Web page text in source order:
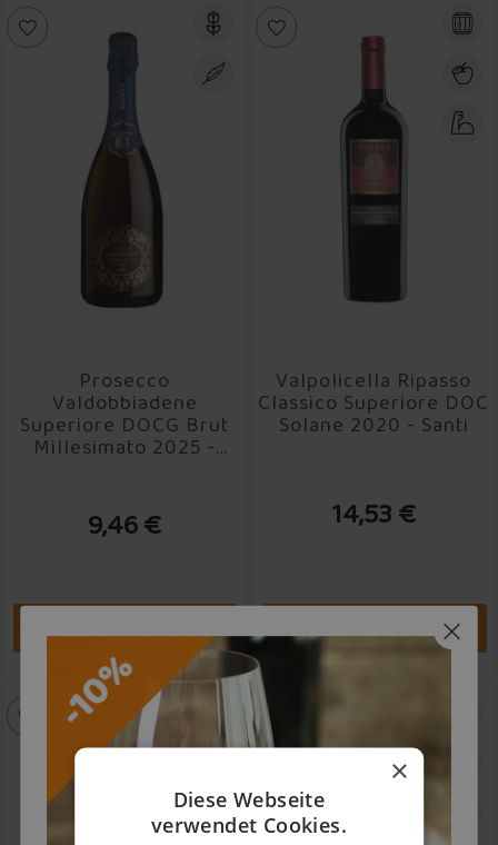
Prosecco
Valdobbiadene
Superiore DOCG Brut
Millesimato 2025 -
9,46 €
Valpolicella Ripasso
Classico Superiore DOC
Solane 2020 - Santi
14,53 €
IN DEN WARENKORB
×
Diese Webseite
verwendet Cookies.